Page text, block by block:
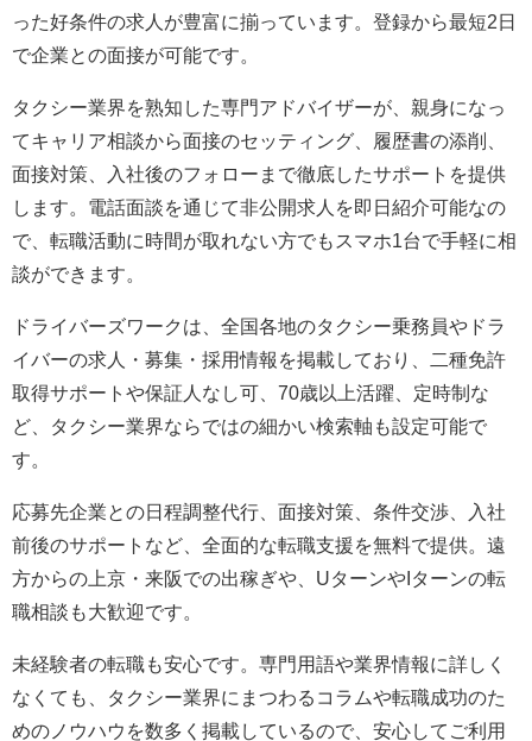
った好条件の求人が豊富に揃っています。登録から最短2日
で企業との面接が可能です。
タクシー業界を熟知した専門アドバイザーが、親身になっ
てキャリア相談から面接のセッティング、履歴書の添削、
面接対策、入社後のフォローまで徹底したサポートを提供
します。電話面談を通じて非公開求人を即日紹介可能なの
で、転職活動に時間が取れない方でもスマホ1台で手軽に相
談ができます。
ドライバーズワークは、全国各地のタクシー乗務員やドラ
イバーの求人・募集・採用情報を掲載しており、二種免許
取得サポートや保証人なし可、70歳以上活躍、定時制な
ど、タクシー業界ならではの細かい検索軸も設定可能で
す。
応募先企業との日程調整代行、面接対策、条件交渉、入社
前後のサポートなど、全面的な転職支援を無料で提供。遠
方からの上京・来阪での出稼ぎや、UターンやIターンの転
職相談も大歓迎です。
未経験者の転職も安心です。専門用語や業界情報に詳しく
なくても、タクシー業界にまつわるコラムや転職成功のた
めのノウハウを数多く掲載しているので、安心してご利用